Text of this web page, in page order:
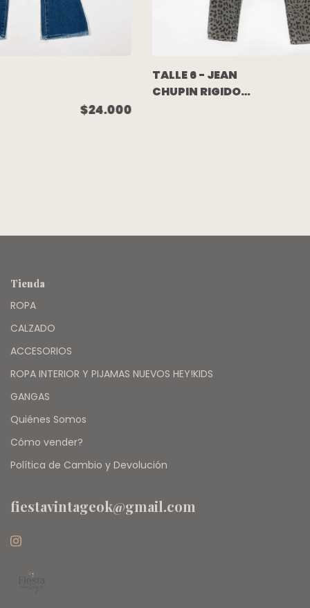
$24.000
TALLE 6 - JEAN
CHUPIN RIGIDO
Tienda
ROPA
CALZADO
ACCESORIOS
ROPA INTERIOR Y PIJAMAS NUEVOS HEY!KIDS
GANGAS
Quiénes Somos
Cómo vender?
Política de Cambio y Devolución
fiestavintageok@gmail.com